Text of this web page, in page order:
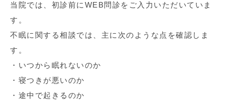
当院では、初診前にWEB問診をご入力いただいていま
す。
不眠に関する相談では、主に次のような点を確認しま
す。
・いつから眠れないのか
・寝つきが悪いのか
・途中で起きるのか